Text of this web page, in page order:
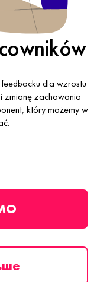
dla wzrostu
zmianę zachowania
który możemy w